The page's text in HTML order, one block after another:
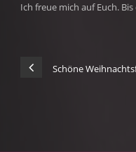
Ich freue mich auf Euch.
Schöne